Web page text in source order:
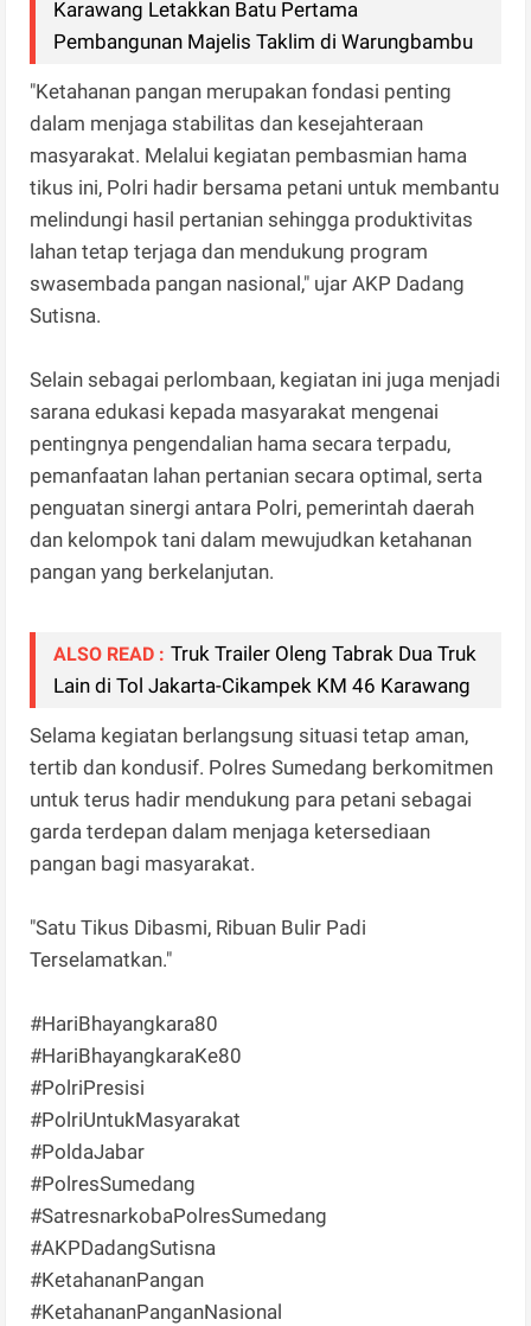
Karawang Letakkan Batu Pertama
Pembangunan Majelis Taklim di Warungbambu
"Ketahanan pangan merupakan fondasi penting
dalam menjaga stabilitas dan kesejahteraan
masyarakat. Melalui kegiatan pembasmian hama
tikus ini, Polri hadir bersama petani untuk membantu
melindungi hasil pertanian sehingga produktivitas
lahan tetap terjaga dan mendukung program
swasembada pangan nasional," ujar AKP Dadang
Sutisna.
Selain sebagai perlombaan, kegiatan ini juga menjadi
sarana edukasi kepada masyarakat mengenai
pentingnya pengendalian hama secara terpadu,
pemanfaatan lahan pertanian secara optimal, serta
penguatan sinergi antara Polri, pemerintah daerah
dan kelompok tani dalam mewujudkan ketahanan
pangan yang berkelanjutan.
ALSO READ : Truk Trailer Oleng Tabrak Dua Truk
Lain di Tol Jakarta-Cikampek KM 46 Karawang
Selama kegiatan berlangsung situasi tetap aman,
tertib dan kondusif. Polres Sumedang berkomitmen
untuk terus hadir mendukung para petani sebagai
garda terdepan dalam menjaga ketersediaan
pangan bagi masyarakat.
"Satu Tikus Dibasmi, Ribuan Bulir Padi
Terselamatkan."
#HariBhayangkara80
#HariBhayangkaraKe80
#PolriPresisi
#PolriUntukMasyarakat
#PoldaJabar
#PolresSumedang
#SatresnarkobaPolresSumedang
#AKPDadangSutisna
#KetahananPangan
#KetahananPanganNasional